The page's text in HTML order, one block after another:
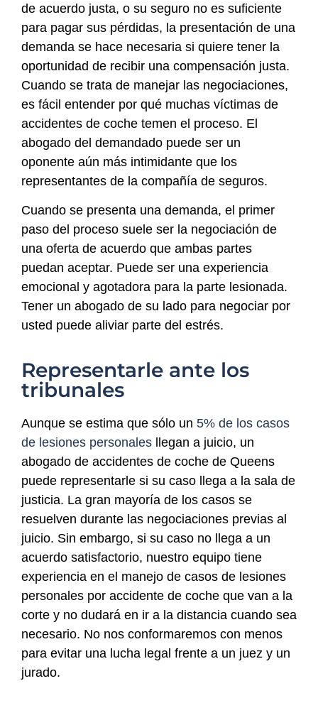
de acuerdo justa, o su seguro no es suficiente
para pagar sus pérdidas, la presentación de una
demanda se hace necesaria si quiere tener la
oportunidad de recibir una compensación justa.
Cuando se trata de manejar las negociaciones,
es fácil entender por qué muchas víctimas de
accidentes de coche temen el proceso. El
abogado del demandado puede ser un
oponente aún más intimidante que los
representantes de la compañía de seguros.
Cuando se presenta una demanda, el primer
paso del proceso suele ser la negociación de
una oferta de acuerdo que ambas partes
puedan aceptar. Puede ser una experiencia
emocional y agotadora para la parte lesionada.
Tener un abogado de su lado para negociar por
usted puede aliviar parte del estrés.
Representarle ante los
tribunales
Aunque se estima que sólo un 5% de los casos
de lesiones personales llegan a juicio, un
abogado de accidentes de coche de Queens
puede representarle si su caso llega a la sala de
justicia. La gran mayoría de los casos se
resuelven durante las negociaciones previas al
juicio. Sin embargo, si su caso no llega a un
acuerdo satisfactorio, nuestro equipo tiene
experiencia en el manejo de casos de lesiones
personales por accidente de coche que van a la
corte y no dudará en ir a la distancia cuando sea
necesario. No nos conformaremos con menos
para evitar una lucha legal frente a un juez y un
jurado.